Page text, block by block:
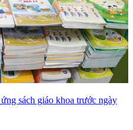
sách giáo khoa trước ngày